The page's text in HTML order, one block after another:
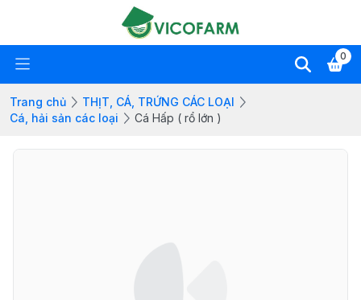
0
Trang chủ
THỊT, CÁ, TRỨNG CÁC LOẠI
Cá, hải sản các loại
Cá Hấp ( rổ lớn )